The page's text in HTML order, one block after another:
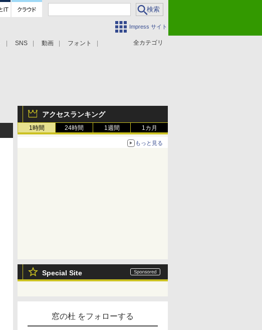
Impress サイト
全カテゴリ
SNS 動画 フォント
アクセスランキング
1時間 24時間 1週間 1カ月
もっと見る
Special Site
窓の杜 をフォローする